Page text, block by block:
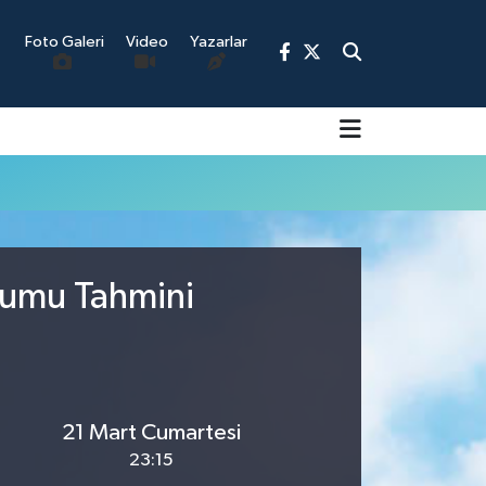
Foto Galeri Video Yazarlar
Tahmini
21 Mart Cumartesi
23:15